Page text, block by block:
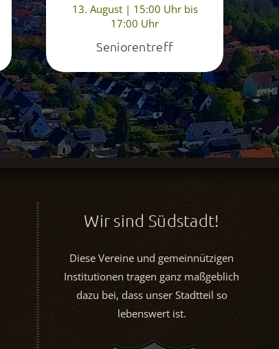
13. August | 15:00 Uhr bis
17:00 Uhr
Seniorentreff
Wir sind Südstadt!
Diese Vereine und gemeinnützigen
Institutionen tragen ganz maßgeblich
dazu bei, dass unser Stadtteil so
lebenswert ist.